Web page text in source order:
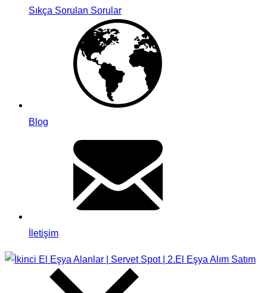
Sıkça Sorulan Sorular
Blog
İletişim